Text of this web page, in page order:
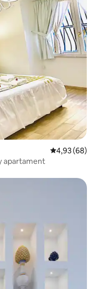
Średnia
4,93 (68)
apartament